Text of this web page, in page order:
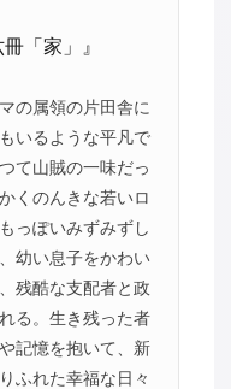
「家」』
の属領の片田舎に
いるような平凡で
て山賊の一味だっ
くのんきな若いロ
っぽいみずみずし
幼い息子をかわい
残酷な支配者と政
る。生き残った者
記憶を抱いて、新
ふれた幸福な日々